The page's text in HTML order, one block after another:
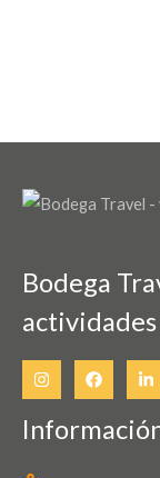
Bodega
actividades